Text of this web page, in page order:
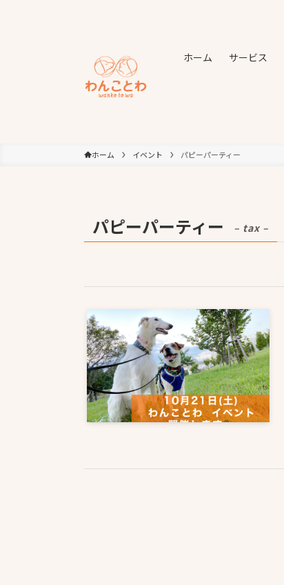
ホーム サービス
ホーム イベント パピーパーティー
パピーパーティー – tax –